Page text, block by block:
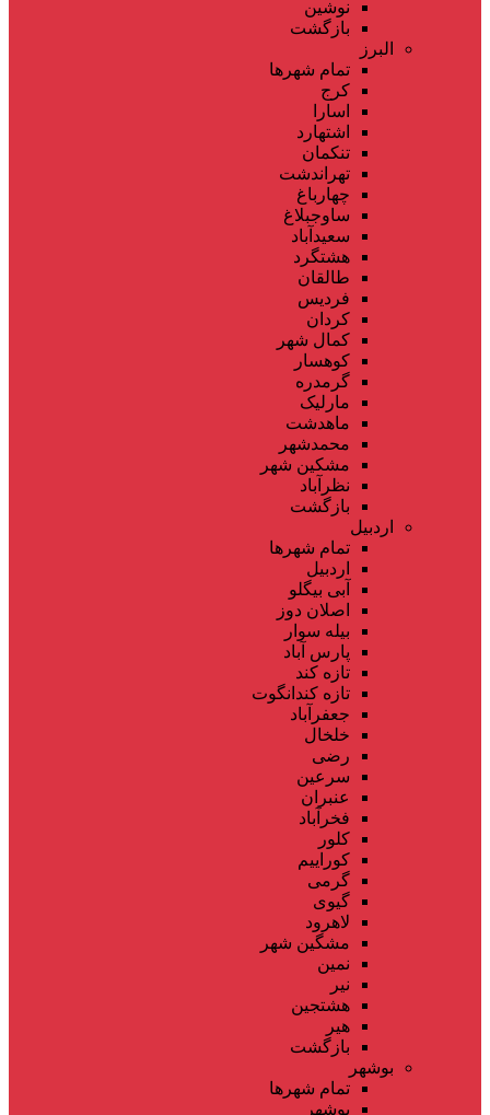
نوشین
بازگشت
البرز
تمام شهر‌ها
کرج
اسارا
اشتهارد
تنکمان
تهراندشت
چهارباغ
ساوجبلاغ
سعیدآباد
هشتگرد
طالقان
فردیس
کردان
کمال شهر
کوهسار
گرمدره
مارلیک
ماهدشت
محمدشهر
مشکین شهر
نظرآباد
بازگشت
اردبیل
تمام شهر‌ها
اردبیل
آبی بیگلو
اصلان دوز
بیله سوار
پارس آباد
تازه کند
تازه کندانگوت
جعفرآباد
خلخال
رضی
سرعین
عنبران
فخرآباد
کلور
کوراییم
گرمی
گیوی
لاهرود
مشگین شهر
نمین
نیر
هشتجین
هیر
بازگشت
بوشهر
تمام شهر‌ها
بوشهر